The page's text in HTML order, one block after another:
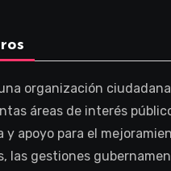
organización
áreas de interés
y apoyo para el
las gestiones